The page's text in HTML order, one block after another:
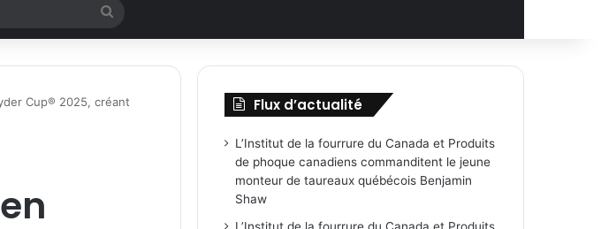
Rechercher
Cup® 2025, créant
Flux d’actualité
L’Institut de la fourrure du Canada et Produits
de phoque canadiens commanditent le jeune
monteur de taureaux québécois Benjamin
Shaw